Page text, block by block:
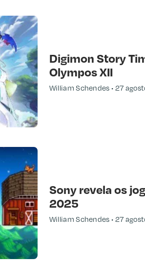
Digimon Story
Olympos XII
William Schendes 27
Sony revela os
2025
William Schendes 27